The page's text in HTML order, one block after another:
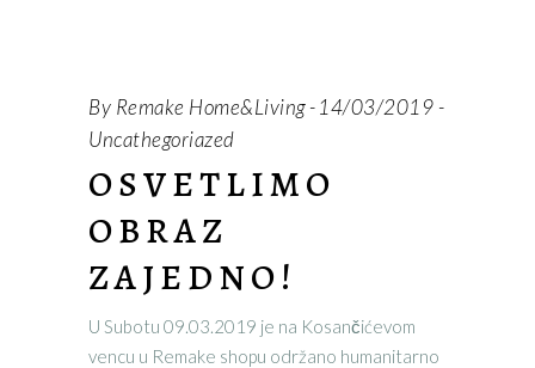
By Remake Home&Living 14/03/2019
Uncathegoriazed
OSVETLIMO
OBRAZ
ZAJEDNO!
U Subotu 09.03.2019 je na Kosančićevom
vencu u Remake shopu održano humanitarno